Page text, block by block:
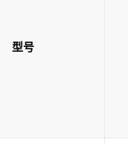
型号